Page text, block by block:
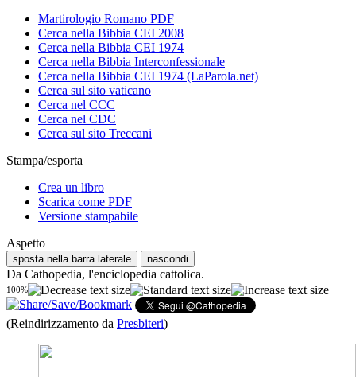
Martirologio Romano PDF
Cerca nella Bibbia CEI 2008
Cerca nella Bibbia CEI 1974
Cerca nella Bibbia Interconfessionale
Cerca nella Bibbia CEI 1974 (LaParola.net)
Cerca sul sito vaticano
Cerca nel CCC
Cerca nel CDC
Cerca sul sito Treccani
Stampa/esporta
Crea un libro
Scarica come PDF
Versione stampabile
Aspetto
sposta nella barra laterale nascondi
Da Cathopedia, l'enciclopedia cattolica.
100%
(Reindirizzamento da Presbiteri)